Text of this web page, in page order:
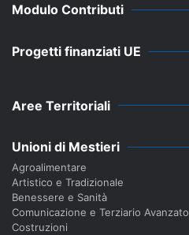
Modulo Contributi
Progetti finanziati UE
Aree Territoriali
Unioni di Mestieri
Agroalimentare
Artistico e Tradizionale
Benessere e Sanità
Comunicazione e Terziario Avanzato
Costruzioni